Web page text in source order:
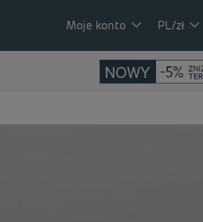
Moje konto PL/zł